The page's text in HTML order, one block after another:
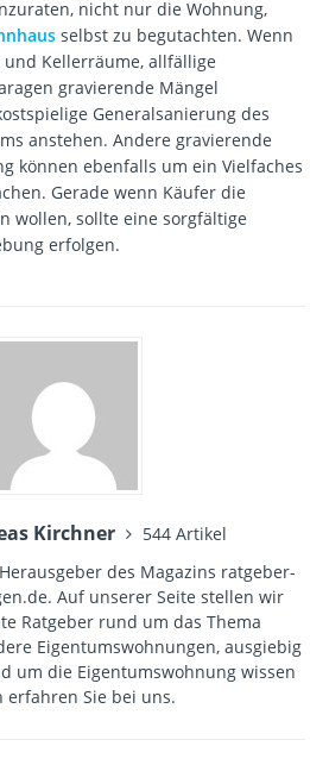
nicht nur die Wohnung,
selbst zu begutachten. Wenn
und Kellerräume, allfällige
gravierende Mängel
Generalsanierung des
anstehen. Andere gravierende
können ebenfalls um ein Vielfaches
Gerade wenn Käufer die
wollen, sollte eine sorgfältige
erfolgen.
Kirchner
544 Artikel
des Magazins ratgeber-
Auf unserer Seite stellen wir
Ratgeber rund um das Thema
Eigentumswohnungen, ausgiebig
um die Eigentumswohnung wissen
erfahren Sie bei uns.